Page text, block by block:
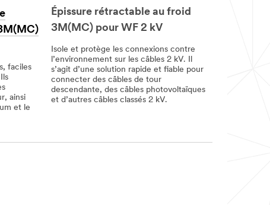
faciles
ainsi
et le
Épissure rétractable au froid
3M(MC) pour WF 2 kV
Isole et protège les connexions contre
l’environnement sur les câbles 2 kV. Il
s’agit d’une solution rapide et fiable pour
connecter des câbles de tour
descendante, des câbles photovoltaïques
et d’autres câbles classés 2 kV.